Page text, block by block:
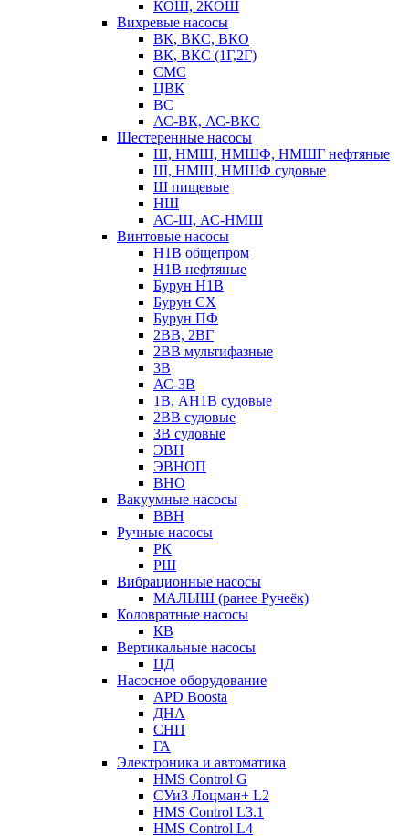
КОШ, 2КОШ
Вихревые насосы
ВК, ВКС, ВКО
ВК, ВКС (1Г,2Г)
СМС
ЦВК
ВС
АС-ВК, АС-ВКС
Шестеренные насосы
Ш, НМШ, НМШФ, НМШГ нефтяные
Ш, НМШ, НМШФ судовые
Ш пищевые
НШ
АС-Ш, АС-НМШ
Винтовые насосы
Н1В общепром
Н1В нефтяные
Бурун Н1В
Бурун СХ
Бурун ПФ
2ВВ, 2ВГ
2ВВ мультифазные
3В
АС-3В
1В, АН1В судовые
2ВВ судовые
3В судовые
ЭВН
ЭВНОП
ВНО
Вакуумные насосы
ВВН
Ручные насосы
РК
РШ
Вибрационные насосы
МАЛЫШ (ранее Ручеёк)
Коловратные насосы
КВ
Вертикальные насосы
ЦД
Насосное оборудование
APD Boosta
ДНА
СНП
ГА
Электроника и автоматика
HMS Control G
СУиЗ Лоцман+ L2
HMS Control L3.1
HMS Control L4